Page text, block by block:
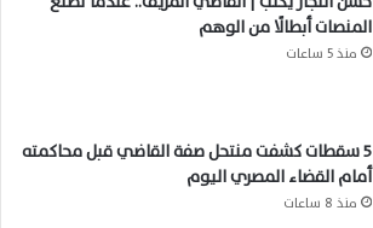
المنصات أبطالًا من الوهم
منذ 5 ساعات
5 سقطات كشفت منتحل صفة القاضي قبل محاكمته
أمام القضاء المصري اليوم
منذ 8 ساعات